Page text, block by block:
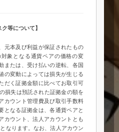
等について】
元本及び利益が保証されたもの
象となる通貨ペアの価格の変
または、受け払いの逆転、各国
の変動によっては損失が生じる
だく証拠金額に比べてお取引可
損失は預託された証拠金の額を
カウント管理費及び取引手数料
となる証拠金は、各通貨ペアと
カウント、法人アカウントとも
なります。なお、法人アカウン